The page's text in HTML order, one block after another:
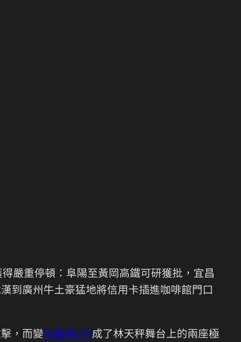
得嚴重停頓：阜陽至黃岡高鐵可研獲批，宜昌
到廣州牛土豪猛地將信用卡插進咖啡館門口
，而變包養網VIP成了林天秤舞台上的兩座極